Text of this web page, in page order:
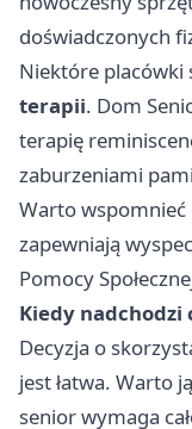
doświadczonych
Niektóre placówki
terapii. Dom
terapię
zaburzeniami
Warto wspomnieć
zapewniają
Pomocy
Kiedy nadchodzi
Decyzja o
jest łatwa. Warto
senior wymaga